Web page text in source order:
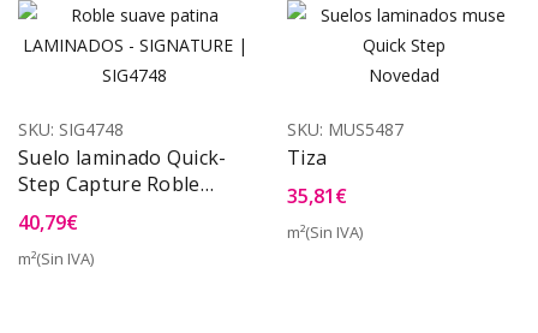
SKU: SIG4748
Suelo laminado Quick-
Step Capture Roble
Suave con Pátina
SIG4748
40,79€
m²(Sin IVA)
Novedad
SKU: MUS5487
Tiza
35,81€
m²(Sin IVA)